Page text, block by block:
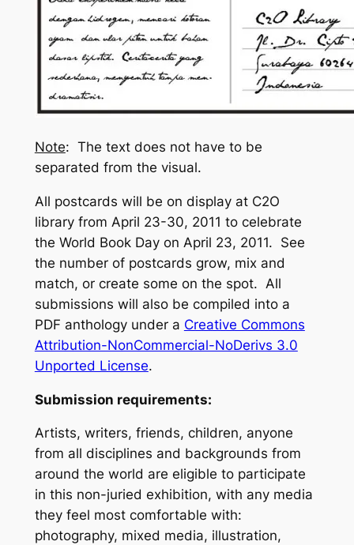
Note: The text does not have to be
separated from the visual.
All postcards will be on display at C2O
library from April 23-30, 2011 to celebrate
the World Book Day on April 23, 2011. See
the number of postcards grow, mix and
match, or create some on the spot. All
submissions will also be compiled into a
PDF anthology under a Creative Commons
Attribution-NonCommercial-NoDerivs 3.0
Unported License.
Submission requirements:
Artists, writers, friends, children, anyone
from all disciplines and backgrounds from
around the world are eligible to participate
in this non-juried exhibition, with any media
they feel most comfortable with:
photography, mixed media, illustration,